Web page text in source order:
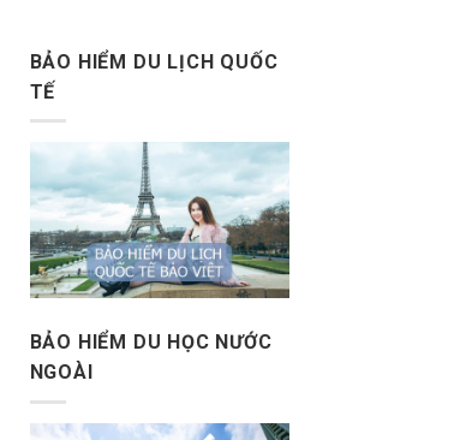
BẢO HIỂM DU LỊCH QUỐC
TẾ
BẢO HIỂM DU HỌC NƯỚC
NGOÀI